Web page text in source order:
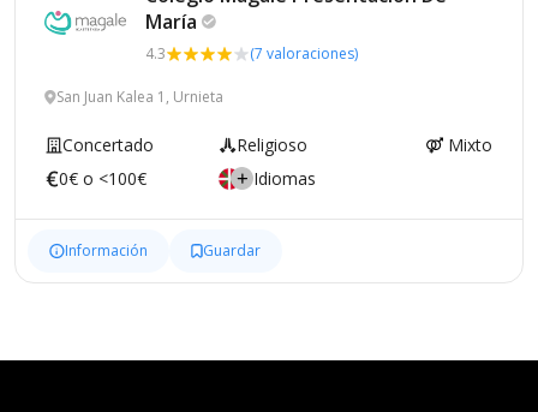
María
4.3 (7 valoraciones)
San Juan Kalea 1, Urnieta
Concertado Religioso
Mixto
0€ o <100€
Idiomas
Información Guardar